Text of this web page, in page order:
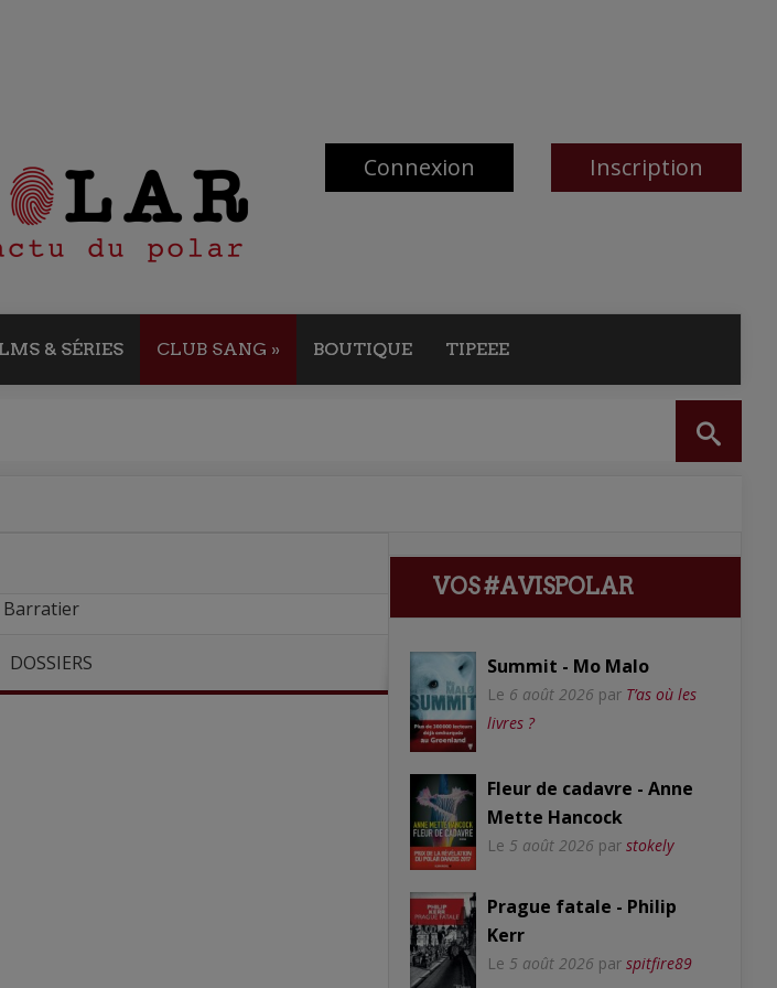
Connexion Inscription
& SÉRIES CLUB SANG » BOUTIQUE TIPEEE
Barratier
DOSSIERS
VOS #AVISPOLAR
Summit - Mo Malo
Le 6 août 2026 par T’as où les
livres ?
Fleur de cadavre - Anne
Mette Hancock
Le 5 août 2026 par stokely
Prague fatale - Philip
Kerr
Le 5 août 2026 par spitfire89